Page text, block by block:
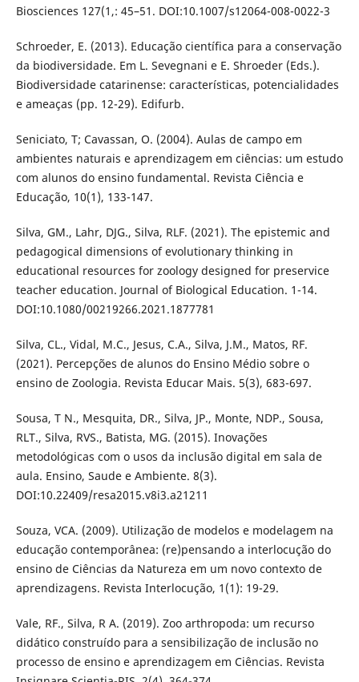
Biosciences 127(1,: 45–51. DOI:10.1007/s12064-008-0022-3
Schroeder, E. (2013). Educação científica para a conservação
da biodiversidade. Em L. Sevegnani e E. Shroeder (Eds.).
Biodiversidade catarinense: características, potencialidades
e ameaças (pp. 12-29). Edifurb.
Seniciato, T; Cavassan, O. (2004). Aulas de campo em
ambientes naturais e aprendizagem em ciências: um estudo
com alunos do ensino fundamental. Revista Ciência e
Educação, 10(1), 133-147.
Silva, GM., Lahr, DJG., Silva, RLF. (2021). The epistemic and
pedagogical dimensions of evolutionary thinking in
educational resources for zoology designed for preservice
teacher education. Journal of Biological Education. 1-14.
DOI:10.1080/00219266.2021.1877781
Silva, CL., Vidal, M.C., Jesus, C.A., Silva, J.M., Matos, RF.
(2021). Percepções de alunos do Ensino Médio sobre o
ensino de Zoologia. Revista Educar Mais. 5(3), 683-697.
Sousa, T N., Mesquita, DR., Silva, JP., Monte, NDP., Sousa,
RLT., Silva, RVS., Batista, MG. (2015). Inovações
metodológicas com o usos da inclusão digital em sala de
aula. Ensino, Saude e Ambiente. 8(3).
DOI:10.22409/resa2015.v8i3.a21211
Souza, VCA. (2009). Utilização de modelos e modelagem na
educação contemporânea: (re)pensando a interlocução do
ensino de Ciências da Natureza em um novo contexto de
aprendizagens. Revista Interlocução, 1(1): 19-29.
Vale, RF., Silva, R A. (2019). Zoo arthropoda: um recurso
didático construído para a sensibilização de inclusão no
processo de ensino e aprendizagem em Ciências. Revista